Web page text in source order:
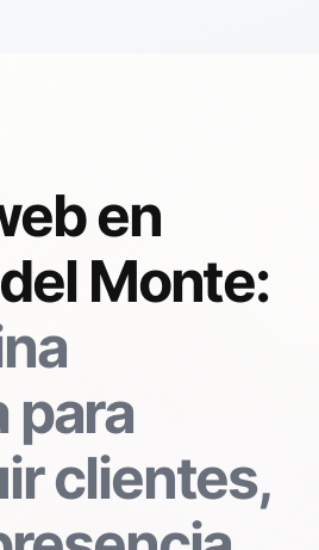
en
Monte:
para
clientes,